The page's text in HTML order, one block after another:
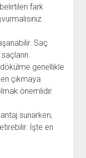
belirtileri fark
Saç
genellikle
çıkmaya
önemlidir.
sunarken,
İşte en